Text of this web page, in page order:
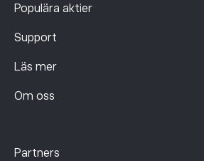
Populära aktier
Support
Läs mer
Om oss
Partners